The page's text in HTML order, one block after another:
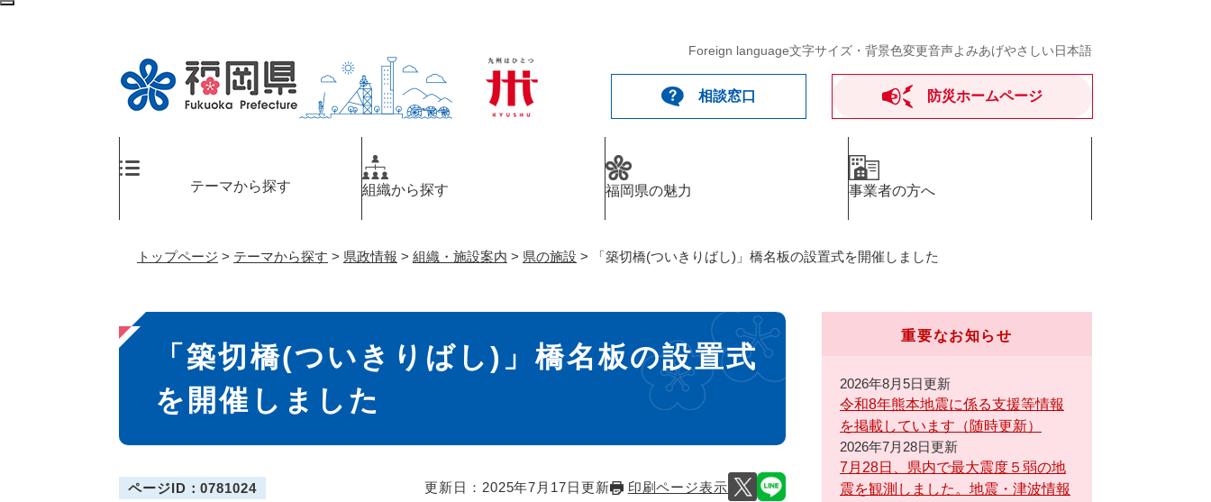
ペ
Foreign language文字サイズ・背景色変更音声よみあげやさしい日本語
相談窓口 防災ホームページ
テーマから探す 組織から探す 福岡県の魅力 事業者の方へ
トップページ > テーマから探す > 県政情報 > 組織・施設案内 > 県の施設 > 「築切橋(ついきりばし)」橋名板の設置式を開催しました
本
文
「築切橋(ついきりばし)」橋名板の設置式
を開催しました
ページID：0781024 更新日：2025年7月17日更新 印刷ページ表示
重要なお知らせ
2026年8月5日更新
令和8年熊本地震に係る支援等情報
を掲載しています（随時更新）
2026年7月28日更新
7月28日、県内で最大震度５弱の地
震を観測しました。地震・津波情報